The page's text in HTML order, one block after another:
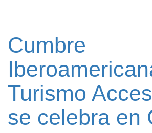
Cumbre
Turismo
se celebra en